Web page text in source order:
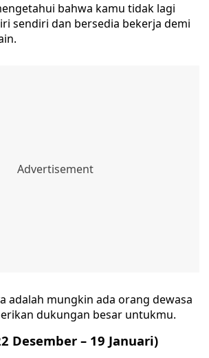
bahwa kamu tidak lagi
sendiri dan bersedia bekerja demi
adalah mungkin ada orang dewasa
dukungan besar untukmu.
Desember – 19 Januari)